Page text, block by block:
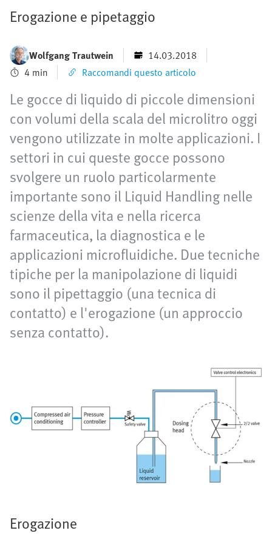
Erogazione e pipetaggio
Wolfgang Trautwein
14.03.2018
4 min
Raccomandi questo articolo
Le gocce di liquido di piccole dimensioni
con volumi della scala del microlitro oggi
vengono utilizzate in molte applicazioni. I
settori in cui queste gocce possono
svolgere un ruolo particolarmente
importante sono il Liquid Handling nelle
scienze della vita e nella ricerca
farmaceutica, la diagnostica e le
applicazioni microfluidiche. Due tecniche
tipiche per la manipolazione di liquidi
sono il pipettaggio (una tecnica di
contatto) e l'erogazione (un approccio
senza contatto).
Erogazione